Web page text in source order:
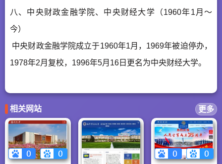
八、中央财政金融学院、中央财经大学（1960年1月～
今）
中央财政金融学院成立于1960年1月，1969年被迫停办，
1978年2月复校，1996年5月16日更名为中央财经大学。
相关网站 更多